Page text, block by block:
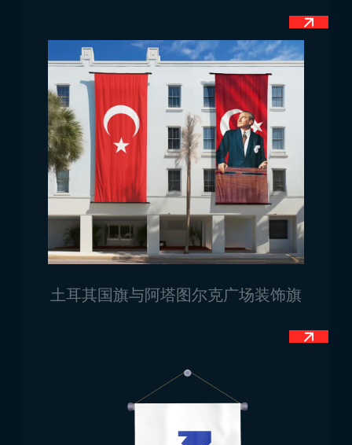
用。此类旗帜同时也可采用100×150厘米规格作为旗杆
卢旺达国旗使用场景
国旗几乎是所有领域都可能需要的产品。当然，无论属
于哪个国家，所有国旗的使用领域都相似，但不同国家
的国旗更多用于正式场合。总体而言，我们提供的卢旺
达国旗适用于许多不同领域。根据您选择的国旗类型，
使用领域出现差异也是正常的。
卢旺达国旗批发销售
卢旺达国旗批发销售需求广泛，涵盖政府机构、国际组
成，并运用高品质印刷技术生产。批发旗帜销售提供不
用于室外，设计上注重耐用性。此外，旗帜可定制特殊
Trend Bayrak 卢旺达国旗供
应
土耳其国旗与阿塔图尔克广场装饰旗